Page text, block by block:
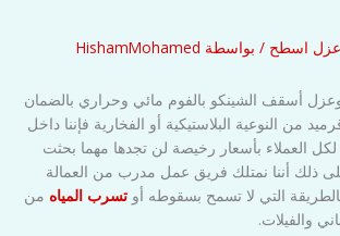
اسطح / بواسطة HishamMohamed
أسقف الشينكو بالفوم مائي وحراري بالضمان
من النوعية البلاستيكية أو الفخارية فإننا داخل
لكل العملاء بأسعار رخيصة لن تجدها مهما بحثت
ذلك أننا نمتلك فريق عمل مدرب من العمالة
التي لا تسمح بسقوطه أو تسرب المياه من
والفيلات.